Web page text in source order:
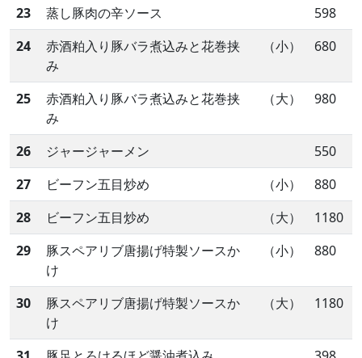
23
蒸し豚肉の辛ソース
598
24
赤酒粕入り豚バラ煮込みと花巻挟
み
（小） 680
25
赤酒粕入り豚バラ煮込みと花巻挟
み
（大） 980
26 ジャージャーメン
550
27
ビーフン五目炒め （小）
880
28
ビーフン五目炒め （大）
1180
29
豚スペアリブ唐揚げ特製ソースか
け
（小） 880
30
豚スペアリブ唐揚げ特製ソースか
け
（大） 1180